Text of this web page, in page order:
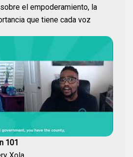
el empoderamiento, la
que tiene cada voz
101